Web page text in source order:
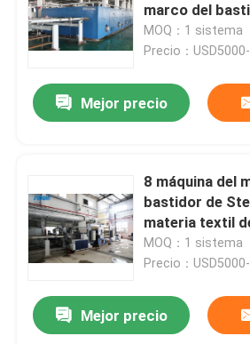
marco del
máquina de
caliente
MOQ：1 sistema
Precio：
Mejor precio
8 máquina del
bastidor de
materia textil
2000m m para
MOQ：1 sistema
Precio：
Mejor precio